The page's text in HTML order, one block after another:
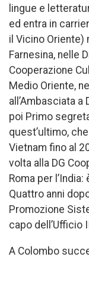
lingue e
ed entra in
il Vicino Oriente)
Farnesina, nelle
Cooperazione
Medio Oriente,
all’Ambasciata
poi Primo
quest’ultimo,
Vietnam fino al
volta alla DG
Roma per
Quattro anni
Promozione
capo dell’Ufficio
A Colombo